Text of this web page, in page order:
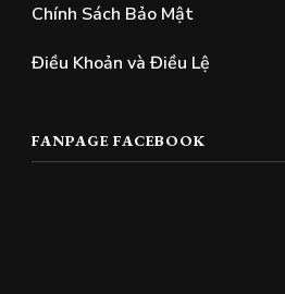
Chính Sách Bảo Mật
Điều Khoản và Điều Lệ
FANPAGE FACEBOOK